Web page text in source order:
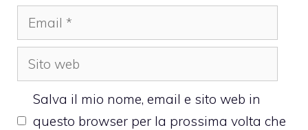
Email
Sito
web
Salva il mio nome, email e sito web in
questo browser per la prossima volta che